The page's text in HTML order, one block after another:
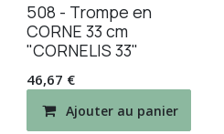
508 - Trompe en
CORNE 33 cm
"CORNELIS 33"
46,67 €
Ajouter au panier